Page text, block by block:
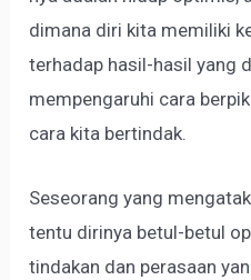
dimana diri kita memiliki
terhadap hasil-hasil yang
mempengaruhi cara
cara kita bertindak.
Seseorang yang
tentu dirinya betul-betul
tindakan dan perasaan